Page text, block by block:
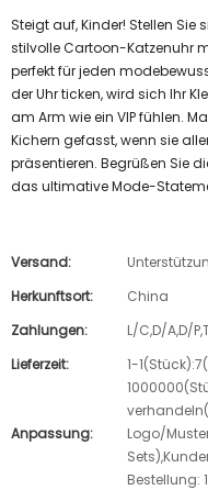
Steigt auf, Kinder! Stellen Sie
stilvolle Cartoon-Katzenuhr
perfekt für jeden
der Uhr ticken, wird sich Ihr
am Arm wie ein VIP fühlen.
Kichern gefasst, wenn sie
präsentieren. Begrüßen Sie
das ultimative Mode-
Versand:
Herkunftsort:
China
Zahlungen:
L/C,D/A,D/
Lieferzeit:
1-
Anpassung:
Logo/
Bestellung: